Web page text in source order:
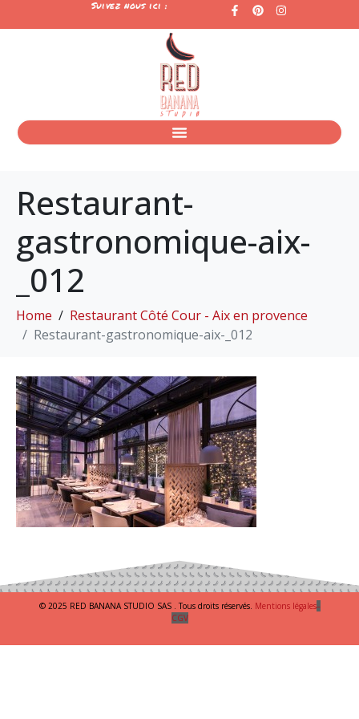
Suivez nous ici :
Restaurant-
gastronomique-aix-
_012
Home
Restaurant Côté Cour - Aix en provence
Restaurant-gastronomique-aix-_012
© 2025 RED BANANA STUDIO SAS . Tous droits réservés. Mentions légales–
CGV